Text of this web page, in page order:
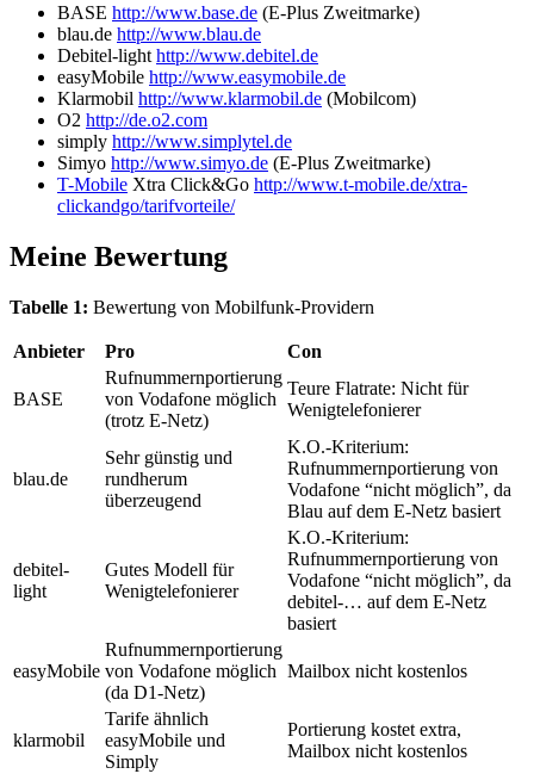
BASE http://www.base.de (E-Plus Zweitmarke)
blau.de http://www.blau.de
Debitel-light http://www.debitel.de
easyMobile http://www.easymobile.de
Klarmobil http://www.klarmobil.de (Mobilcom)
O2 http://de.o2.com
simply http://www.simplytel.de
Simyo http://www.simyo.de (E-Plus Zweitmarke)
T-Mobile Xtra Click&Go http://www.t-mobile.de/xtra-
clickandgo/tarifvorteile/
Meine Bewertung
Tabelle 1: Bewertung von Mobilfunk-Providern
Anbieter Pro Con
BASE
Rufnummernportierung
von Vodafone möglich
(trotz E-Netz)
Teure Flatrate: Nicht für
Wenigtelefonierer
blau.de
Sehr günstig und
rundherum
überzeugend
K.O.-Kriterium:
Rufnummernportierung von
Vodafone “nicht möglich”, da
Blau auf dem E-Netz basiert
debitel-
light
Gutes Modell für
Wenigtelefonierer
K.O.-Kriterium:
Rufnummernportierung von
Vodafone “nicht möglich”, da
debitel-… auf dem E-Netz
basiert
easyMobile
Rufnummernportierung
von Vodafone möglich
(da D1-Netz)
Mailbox nicht kostenlos
klarmobil
Tarife ähnlich
easyMobile und
Simply
Portierung kostet extra,
Mailbox nicht kostenlos